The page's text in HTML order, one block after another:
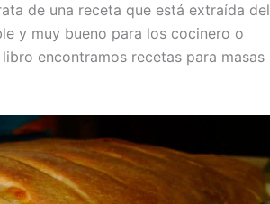
de una receta que está extraída del
y muy bueno para los cocinero o
encontramos recetas para masas